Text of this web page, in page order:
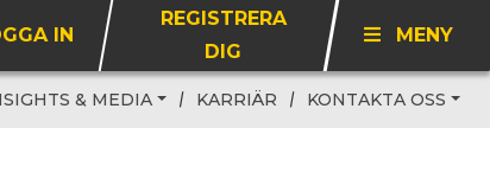
IN
REGISTRERA
DIG
MENY
& MEDIA KARRIÄR KONTAKTA OSS